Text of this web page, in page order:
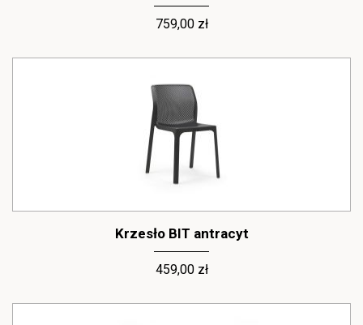
Nr 1 - określić styl, w jakim wykonane będą krzesła. Zastanów się,
gdzie chcesz je postawić. Designerskie formy idealnie wpasują się
Nr 2 – wybrać materiał krzeseł ogrodowych. Rodzaj tworzywa i
jego wygląd zależy od Twoich upodobań. Krzesła ażurowe,
plastikowe, siateczkowe, materiałowe bądź rattanowe – oferta
naszego sklepu jest szeroka, dlatego masz, w czym wybierać!
Nr 3 – rozmiar - wybierając krzesła zwróć uwagę na wielkość
swojej przydomowej przestrzeni. Zbyt duże krzesła zwyczajnie
mogą się nie zmieścić (np.: na balkonie lub tarasie).
Krzesła do ogrodu, które dopasujesz do
swoich oczekiwań. Sprawdź bogaty
asortyment sklepu LEVEL4U.
759,00 zł
Krzesło BIT antracyt
459,00 zł